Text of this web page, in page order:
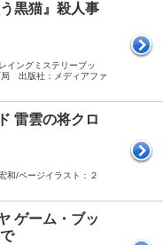
黒猫』殺人事
イングミステリーブッ
出版社：メディアファ
雷雲の将クロ
和/ページイラスト：２
ゲーム・ブッ